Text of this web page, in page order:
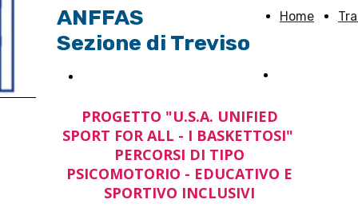
Home
ANFFAS
Sezione di Treviso
PROGETTO "U.S.A. UNIFIED
SPORT FOR ALL - I BASKETTOSI"
PERCORSI DI TIPO
PSICOMOTORIO - EDUCATIVO E
SPORTIVO INCLUSIVI